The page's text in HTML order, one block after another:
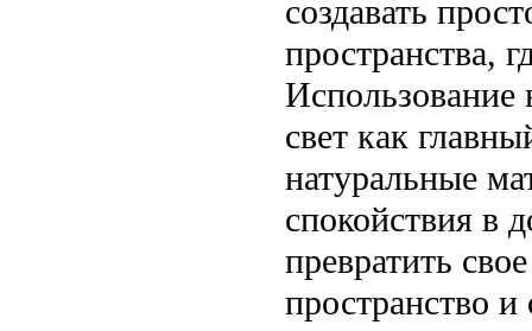
создавать
пространства,
Использование
свет как
натуральные
спокойствия в
превратить
пространство